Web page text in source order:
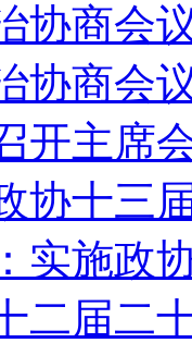
协商会
协商会
开主席
协十三
实施政
二届二